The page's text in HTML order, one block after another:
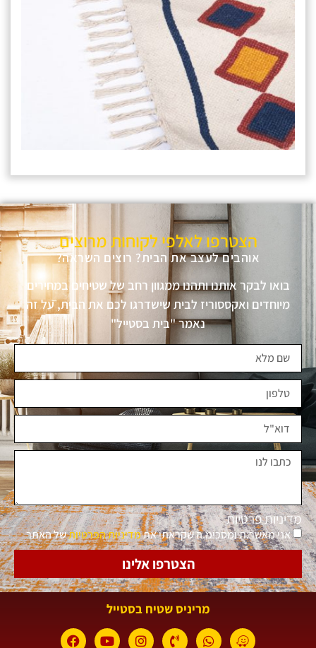
הצטרפו לאלפי לקוחות מרוצים
אוהבים לעצב את הבית? רוצים השראה?
בואו לבקר אותנו ותהנו ממגוון רחב של שטיחים במחירים
מיוחדים ואקססוריז לבית שישדרגו לכם את הבית, על זה
נאמר "בית בסטייל"
מדיניות פרטיות
אני מאשר.ת ומסכימ.ה שקראתי אתמדיניות הפרטיותשל האתר
הצטרפו אלינו
מריניס שטיח בסטייל